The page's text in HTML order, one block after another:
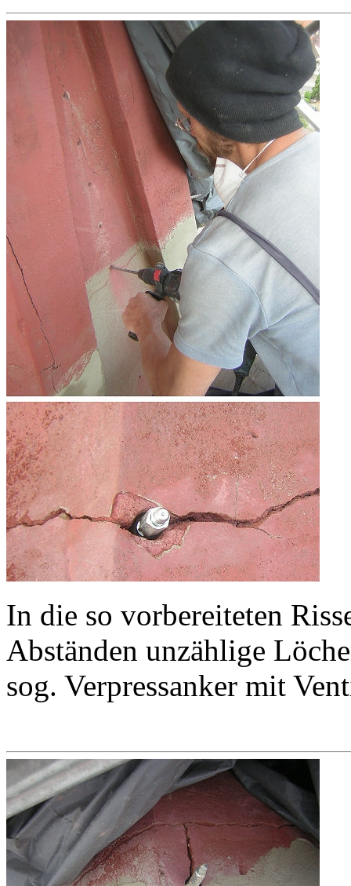
In die so vorbereiteten
Abständen unzählige
sog. Verpressanker mit